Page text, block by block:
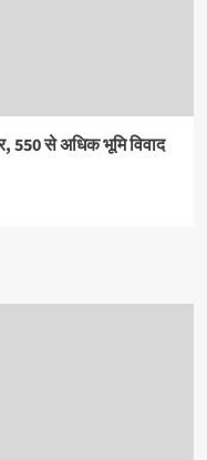
550 से अधिक भूमि विवाद